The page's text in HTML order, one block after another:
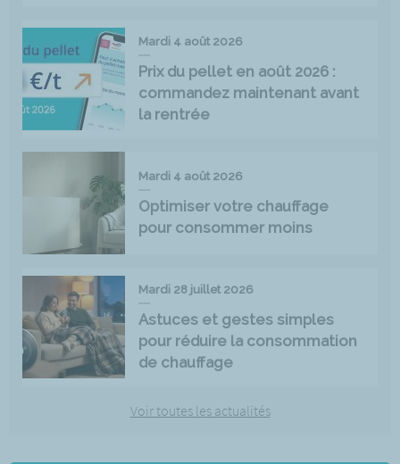
Mardi 4 août 2026
Prix du pellet en août 2026 :
commandez maintenant avant
la rentrée
Mardi 4 août 2026
Optimiser votre chauffage
pour consommer moins
Mardi 28 juillet 2026
Astuces et gestes simples
pour réduire la consommation
de chauffage
Voir toutes les actualités